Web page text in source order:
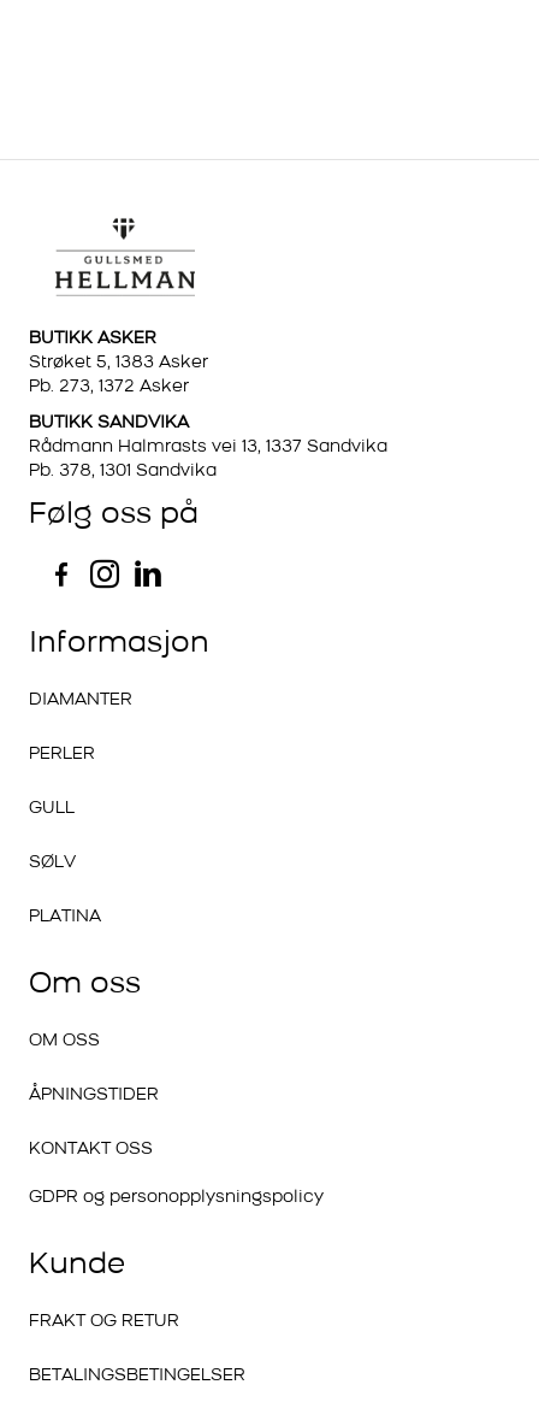
BUTIKK ASKER
Strøket 5, 1383 Asker
Pb. 273, 1372 Asker
BUTIKK SANDVIKA
Rådmann Halmrasts vei 13, 1337 Sandvika
Pb. 378, 1301 Sandvika
Følg oss på
Informasjon
DIAMANTER
PERLER
GULL
SØLV
PLATINA
Om oss
OM OSS
ÅPNINGSTIDER
KONTAKT OSS
GDPR og personopplysningspolicy
Kunde
FRAKT OG RETUR
BETALINGSBETINGELSER